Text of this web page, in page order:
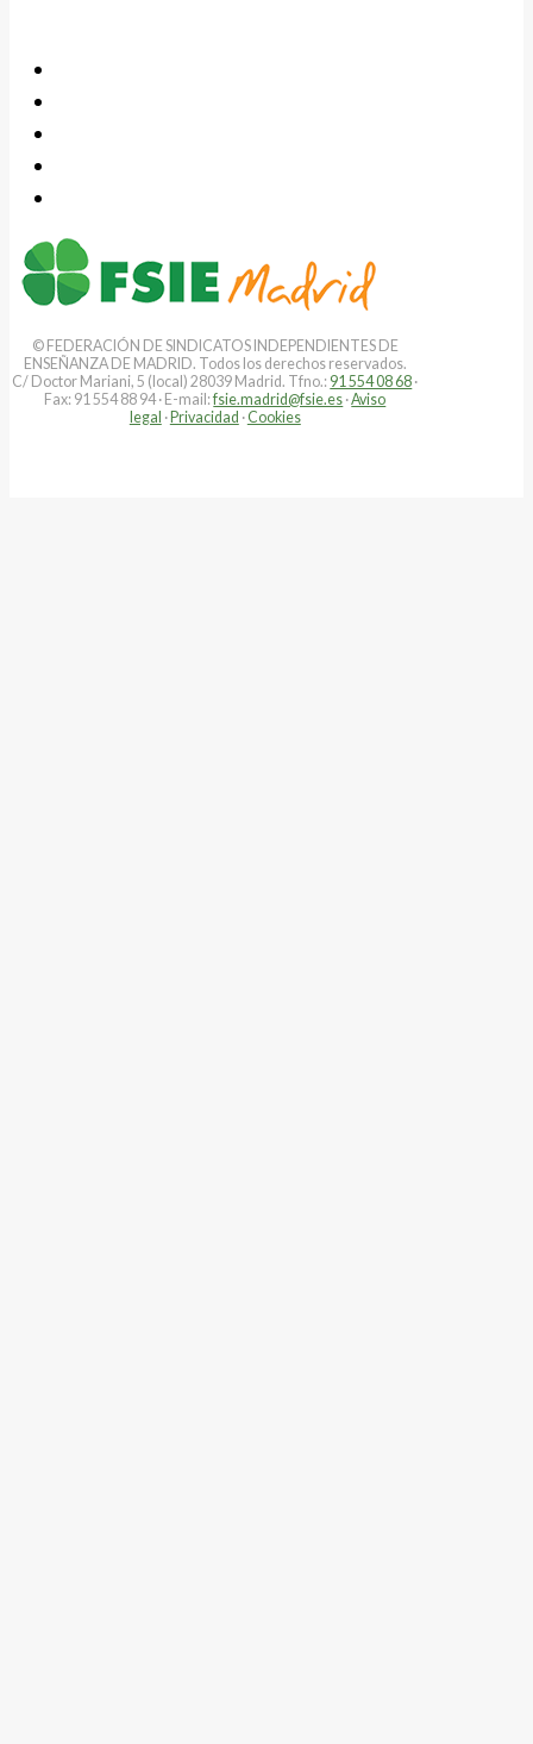
© FEDERACIÓN DE SINDICATOS INDEPENDIENTES DE
ENSEÑANZA DE MADRID. Todos los derechos reservados.
C/ Doctor Mariani, 5 (local) 28039 Madrid. Tfno.: 91 554 08 68 ·
Fax: 91 554 88 94 · E-mail:fsie.madrid@fsie.es ·Aviso
legal ·Privacidad · Cookies